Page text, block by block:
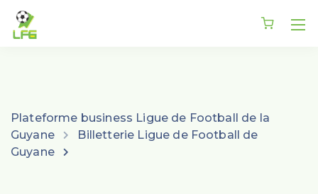
Plateforme business Ligue de Football de la
Guyane
Billetterie Ligue de Football de
Guyane